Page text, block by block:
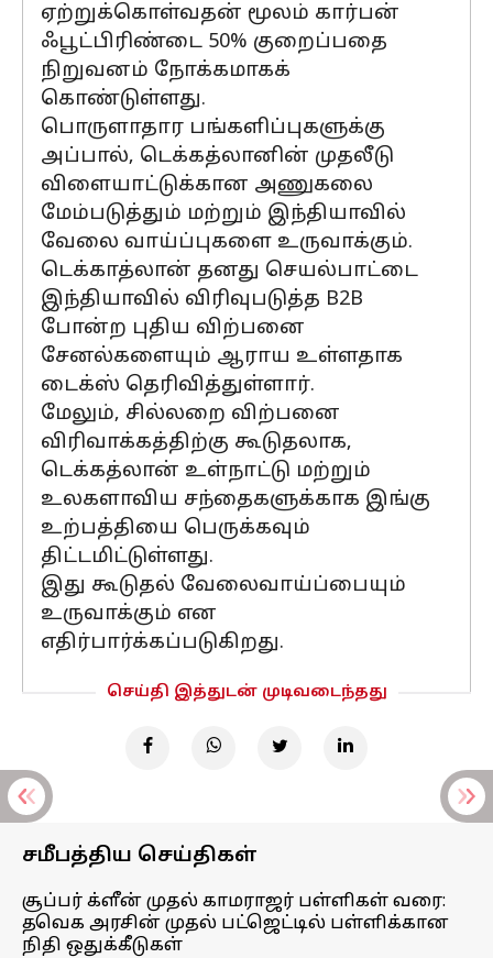
ஏற்றுக்கொள்வதன் மூலம் கார்பன்
ஃபூட்பிரிண்டை 50% குறைப்பதை
நிறுவனம் நோக்கமாகக்
கொண்டுள்ளது.
பொருளாதார பங்களிப்புகளுக்கு
அப்பால், டெக்கத்லானின் முதலீடு
விளையாட்டுக்கான அணுகலை
மேம்படுத்தும் மற்றும் இந்தியாவில்
வேலை வாய்ப்புகளை உருவாக்கும்.
டெக்காத்லான் தனது செயல்பாட்டை
இந்தியாவில் விரிவுபடுத்த B2B
போன்ற புதிய விற்பனை
சேனல்களையும் ஆராய உள்ளதாக
டைக்ஸ் தெரிவித்துள்ளார்.
மேலும், சில்லறை விற்பனை
விரிவாக்கத்திற்கு கூடுதலாக,
டெக்கத்லான் உள்நாட்டு மற்றும்
உலகளாவிய சந்தைகளுக்காக இங்கு
உற்பத்தியை பெருக்கவும்
திட்டமிட்டுள்ளது.
இது கூடுதல் வேலைவாய்ப்பையும்
உருவாக்கும் என
எதிர்பார்க்கப்படுகிறது.
செய்தி இத்துடன் முடிவடைந்தது
சமீபத்திய செய்திகள்
சூப்பர் க்ளீன் முதல் காமராஜர் பள்ளிகள் வரை:
தவெக அரசின் முதல் பட்ஜெட்டில் பள்ளிக்கான
நிதி ஒதுக்கீடுகள்